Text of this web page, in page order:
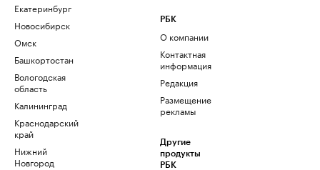
Екатеринбург
Новосибирск
Омск
Башкортостан
Вологодская
область
Калининград
Краснодарский
край
Нижний
Новгород
РБК
О компании
Контактная
информация
Редакция
Размещение
рекламы
Другие
продукты
РБК